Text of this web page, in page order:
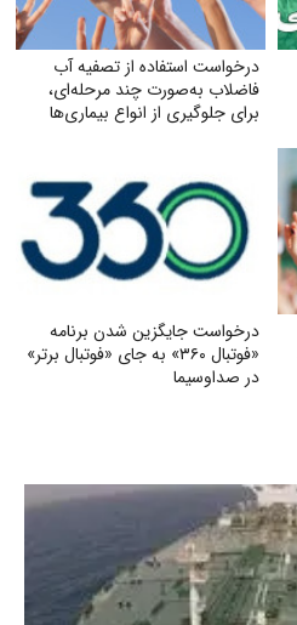
درخواست استفاده از تصفیه آب
فاضلاب به‌صورت چند مرحله‌ای،
برای جلوگیری از انواع بیماری‌ها
درخواست جایگزین شدن برنامه
«فوتبال ۳۶۰» به جای «فوتبال برتر»
در صداوسیما